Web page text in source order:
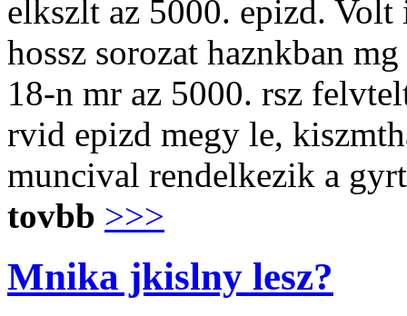
elkszlt az 5000. epizd.
hossz sorozat haznkban
18-n mr az 5000. rsz
rvid epizd megy le,
muncival rendelkezik a
tovbb >>>
Mnika jkislny lesz?